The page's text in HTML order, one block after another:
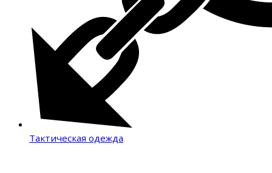
Тактическая одежда